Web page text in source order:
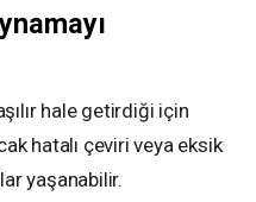
hale getirdiği için
hatalı çeviri veya eksik
yaşanabilir.